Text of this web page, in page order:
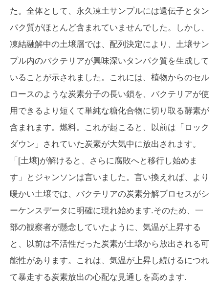
た。全体として、永久凍土サンプルには遺伝子とタン
パク質がほとんど含まれていませんでした。しかし、
凍結融解中の土壌層では、配列決定により、土壌サン
プル内のバクテリアが興味深いタンパク質を生成して
いることが示されました。これには、植物からのセル
ロースのような炭素分子の長い鎖を、バクテリアが使
用できるより短くて単純な糖化合物に切り取る酵素が
含まれます。燃料。これが起こると、以前は「ロック
ダウン」されていた炭素が大気中に放出されます。
「[土壌]が解けると、さらに腐敗へと移行し始めま
す」とジャンソンは言いました。言い換えれば、より
暖かい土壌では、バクテリアの炭素分解プロセスがシ
ーケンスデータに明確に現れ始めます.そのため、一
部の観察者が懸念していたように、気温が上昇する
と、以前は不活性だった炭素が土壌から放出される可
能性があります。これは、気温が上昇し続けるにつれ
て暴走する炭素放出の心配な見通しを高めます.